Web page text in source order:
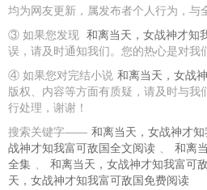
均为网友更新，属发布者个人行为，与
③ 如果您发现 和离当天，女战神才知
误，请及时通知我们。您的热心是对我
④ 如果您对完结小说 和离当天，女战
版权、内容等方面有质疑，请及时与我
行处理，谢谢！
搜索关键字—— 和离当天，女战神才知
战神才知我富可敌国全文阅读 、
和离
全集 、 和离当天，女战神才知我富可
天，女战神才知我富可敌国免费阅读